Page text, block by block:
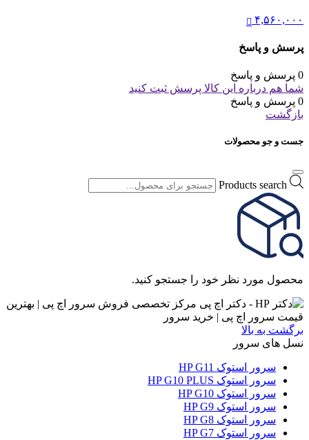
۴,۵۶۰,۰۰۰
پرسش و پاسخ
0 پرسش و پاسخ
شما هم درباره این کالا پرسش ثبت کنید
0 پرسش و پاسخ
بازگشت
جست و جو محصولات
Products search
محصول مورد نظر خود را جستجو کنید.
برگشت به بالا
نسل های سرور
سرور استوک HP G11
سرور استوک HP G10 PLUS
سرور استوک HP G10
سرور استوک HP G9
سرور استوک HP G8
سرور استوک HP G7